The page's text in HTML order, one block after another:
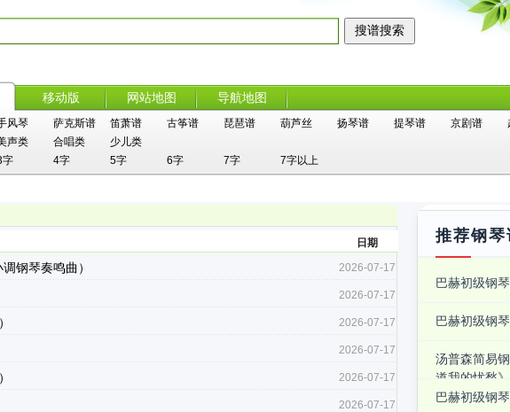
移动版 网站地图 导航地图
风琴 萨克斯谱 笛萧谱 古筝谱 琵琶谱 葫芦丝 扬琴谱 提琴谱 京剧谱
声类 合唱类
少儿类
字 4字 5字 6字 7字 7字以上
日期
钢琴奏鸣曲） 2026-07-17
2026-07-17
2026-07-17
2026-07-17
2026-07-17
2026-07-17
推荐钢琴
巴赫初级钢
巴赫初级钢
汤普森简易
道我的忧愁》
巴赫初级钢